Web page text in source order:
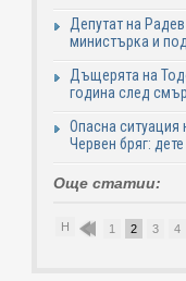
Депутат на
министърка и
Дъщерята на
година след
Опасна ситуация
Червен бряг:
Още статии:
Н 1 2 3 4